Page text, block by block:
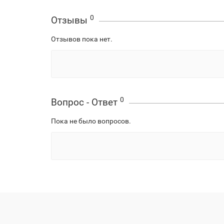
Отзывы 0
Отзывов пока нет.
Вопрос - Ответ 0
Пока не было вопросов.